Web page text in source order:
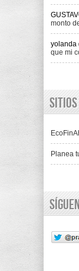
monto
yolanda
que mi
Planea